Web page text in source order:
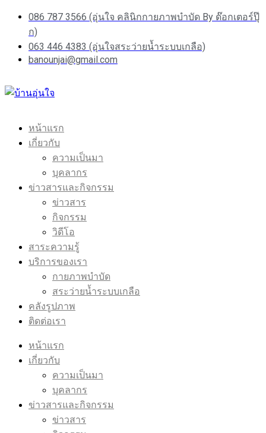
086 787 3566 (อุ่นใจ คลินิกกายภาพบำบัด By ด๊อกเตอร์ปุ๊
ก)
063 446 4383 (อุ่นใจสระว่ายน้ำระบบเกลือ)
banounjai@gmail.com
หน้าแรก
เกี่ยวกับ
ความเป็นมา
บุคลากร
ข่าวสารและกิจกรรม
ข่าวสาร
กิจกรรม
วิดีโอ
สาระความรู้
บริการของเรา
กายภาพบำบัด
สระว่ายน้ำระบบเกลือ
คลังรูปภาพ
ติดต่อเรา
หน้าแรก
เกี่ยวกับ
ความเป็นมา
บุคลากร
ข่าวสารและกิจกรรม
ข่าวสาร